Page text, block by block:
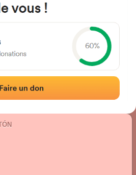
de Cuéllar,
26 España
de pared izquierda
|Comentarios y reseñas